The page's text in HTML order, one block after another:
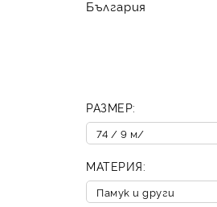
България
РАЗМЕР:
МАТЕРИЯ: